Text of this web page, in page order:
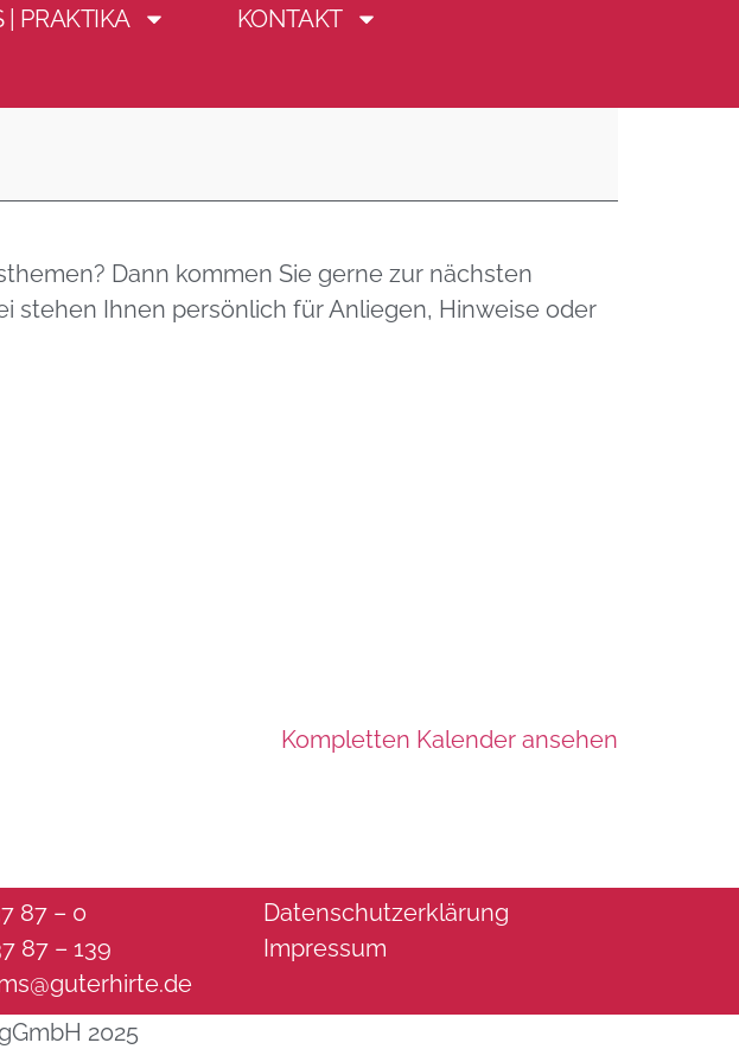
| PRAKTIKA KONTAKT
Dann kommen Sie gerne zur nächsten
stehen Ihnen persönlich für Anliegen, Hinweise oder
Kompletten Kalender ansehen
87 – 0
87 – 139
Datenschutzerklärung
Impressum
2025